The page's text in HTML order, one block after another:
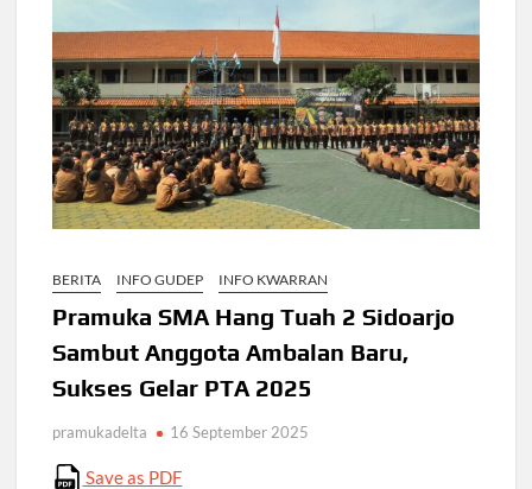
BERITA INFO GUDEP INFO KWARRAN
Pramuka SMA Hang Tuah 2 Sidoarjo
Sambut Anggota Ambalan Baru,
Sukses Gelar PTA 2025
pramukadelta 16 September 2025
Save as PDF